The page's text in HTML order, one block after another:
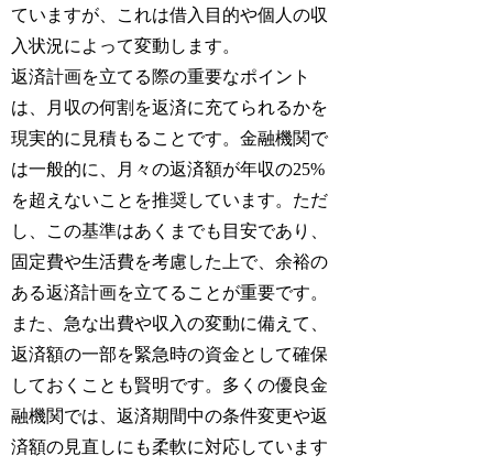
ていますが、これは借入目的や個人の収
入状況によって変動します。
返済計画を立てる際の重要なポイント
は、月収の何割を返済に充てられるかを
現実的に見積もることです。金融機関で
は一般的に、月々の返済額が年収の25%
を超えないことを推奨しています。ただ
し、この基準はあくまでも目安であり、
固定費や生活費を考慮した上で、余裕の
ある返済計画を立てることが重要です。
また、急な出費や収入の変動に備えて、
返済額の一部を緊急時の資金として確保
しておくことも賢明です。多くの優良金
融機関では、返済期間中の条件変更や返
済額の見直しにも柔軟に対応しています